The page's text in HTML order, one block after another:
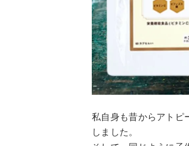
私自身も昔からアトピ
しました。